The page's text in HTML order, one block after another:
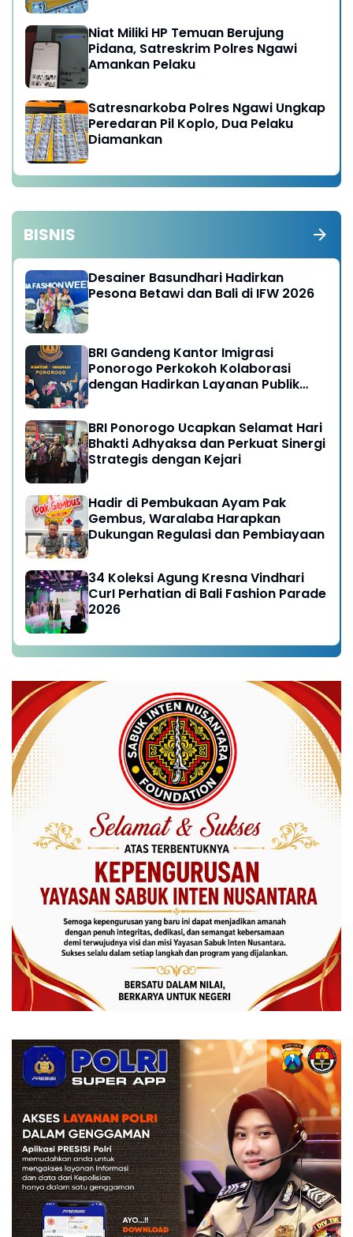
Niat Miliki HP Temuan Berujung
Pidana, Satreskrim Polres Ngawi
Amankan Pelaku
Satresnarkoba Polres Ngawi Ungkap
Peredaran Pil Koplo, Dua Pelaku
Diamankan
BISNIS
Desainer Basundhari Hadirkan
Pesona Betawi dan Bali di IFW 2026
BRI Gandeng Kantor Imigrasi
Ponorogo Perkokoh Kolaborasi
dengan Hadirkan Layanan Publik
BRI Ponorogo Ucapkan Selamat Hari
Bhakti Adhyaksa dan Perkuat Sinergi
Strategis dengan Kejari
Hadir di Pembukaan Ayam Pak
Gembus, Waralaba Harapkan
Dukungan Regulasi dan Pembiayaan
34 Koleksi Agung Kresna Vindhari
CurI Perhatian di Bali Fashion Parade
2026